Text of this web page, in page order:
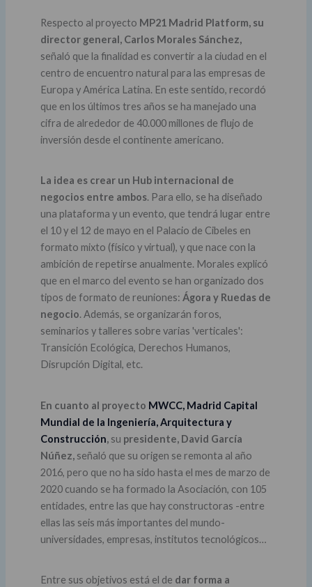
Respecto al proyecto MP21 Madrid Platform, su
director general, Carlos Morales Sánchez,
señaló que la finalidad es convertir a la ciudad en el
centro de encuentro natural para las empresas de
Europa y América Latina. En este sentido, recordó
que en los últimos tres años se ha manejado una
cifra de alrededor de 40.000 millones de flujo de
inversión desde el continente americano.
La idea es crear un Hub internacional de
negocios entre ambos. Para ello, se ha diseñado
una plataforma y un evento, que tendrá lugar entre
el 10 y el 12 de mayo en el Palacio de Cibeles en
formato mixto (físico y virtual), y que nace con la
ambición de repetirse anualmente. Morales explicó
que en el marco del evento se han organizado dos
tipos de formato de reuniones: Ágora y Ruedas de
negocio. Además, se organizarán foros,
seminarios y talleres sobre varias 'verticales':
Transición Ecológica, Derechos Humanos,
Disrupción Digital, etc.
En cuanto al proyecto MWCC, Madrid Capital
Mundial de la Ingeniería, Arquitectura y
Construcción,su presidente, David García
Núñez,señaló que su origen se remonta al año
2016, pero que no ha sido hasta el mes de marzo de
2020 cuando se ha formado la Asociación, con 105
entidades, entre las que hay constructoras -entre
ellas las seis más importantes del mundo-
universidades, empresas, institutos tecnológicos…
Entre sus objetivos está el de dar forma a